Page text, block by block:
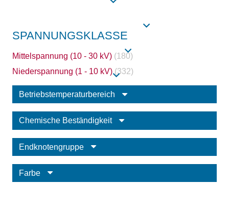
SPANNUNGSKLASSE
Mittelspannung (10 - 30 kV) (180)
Niederspannung (1 - 10 kV) (332)
Betriebstemperaturbereich
Chemische Beständigkeit
Endknotengruppe
Farbe